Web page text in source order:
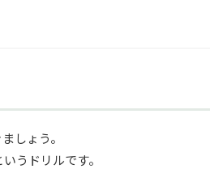
しょう。
いうドリルです。